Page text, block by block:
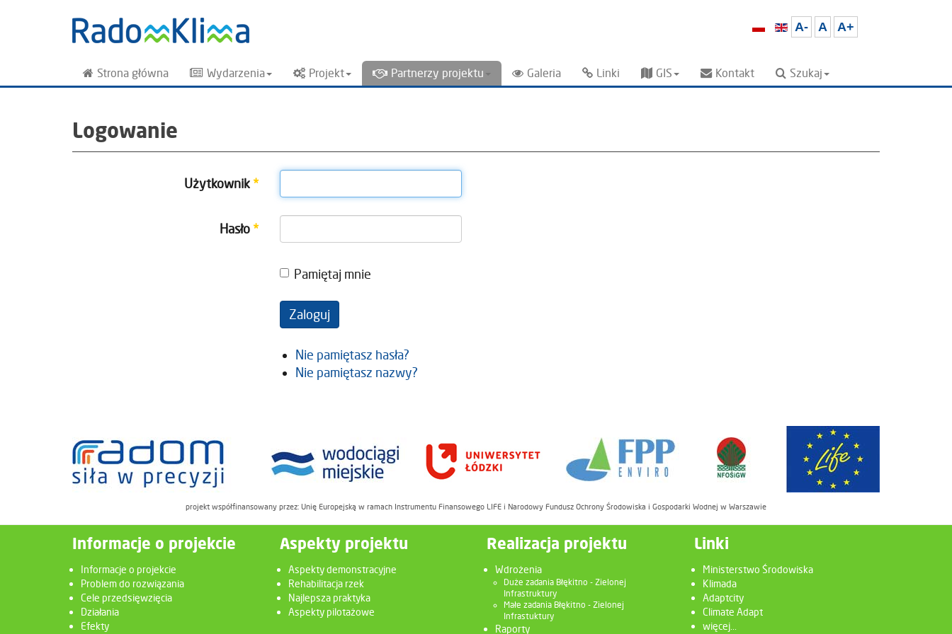
A- A A+
Strona główna Wydarzenia Projekt Partnerzy projektu Galeria Linki GIS Kontakt Szukaj
Logowanie
Użytkownik*
Hasło*
Pamiętaj mnie
Zaloguj
Nie pamiętasz hasła?
Nie pamiętasz nazwy?
projekt współfinansowany przez: Unię Europejską w ramach Instrumentu Finansowego LIFE i Narodowy Fundusz Ochrony Środowiska i Gospodarki Wodnej w Warszawie
Informacje o projekcie
Informacje o projekcie
Problem do rozwiązania
Cele przedsięwzięcia
Działania
Efekty
Aspekty projektu
Aspekty demonstracyjne
Rehabilitacja rzek
Najlepsza praktyka
Aspekty pilotażowe
Realizacja projektu
Wdrożenia
Duże zadania Błękitno - Zielonej
Infrastruktury
Małe zadania Błękitno - Zielonej
Infrastuktury
Raporty
Linki
Ministerstwo Środowiska
Klimada
Adaptcity
Climate Adapt
więcej...